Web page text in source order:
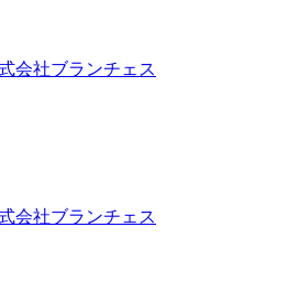
会社ブランチェス
会社ブランチェス